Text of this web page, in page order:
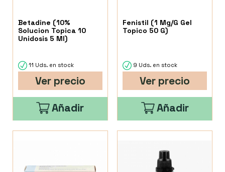
Betadine (10%
Solucion Topica 10
Unidosis 5 Ml)
11 Uds. en stock
Ver precio
Añadir
Fenistil (1 Mg/G Gel
Topico 50 G)
9 Uds. en stock
Ver precio
Añadir